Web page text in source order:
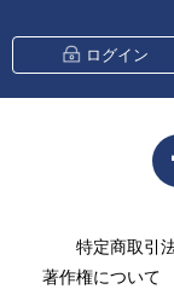
ログイン
特定商取引
著作権について